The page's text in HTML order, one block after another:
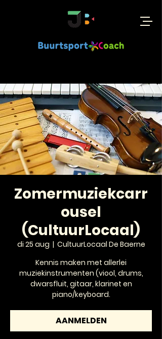
Zomermuziekcarr
ousel
(CultuurLocaal)
di 25 aug
  |
CultuurLocaal De Baerne
Kennis maken met allerlei
muziekinstrumenten (viool, drums,
dwarsfluit, gitaar, klarinet en
piano/keyboard.
AANMELDEN